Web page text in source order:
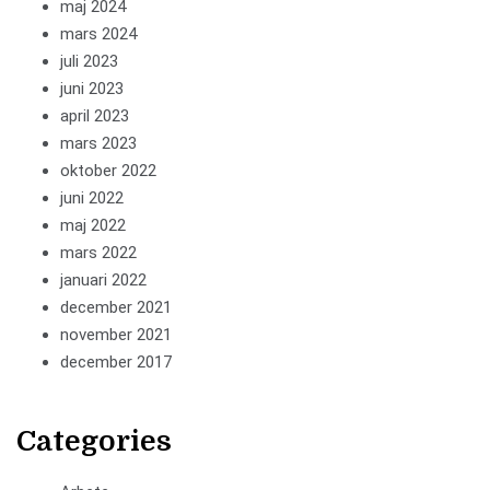
maj 2024
mars 2024
juli 2023
juni 2023
april 2023
mars 2023
oktober 2022
juni 2022
maj 2022
mars 2022
januari 2022
december 2021
november 2021
december 2017
Categories